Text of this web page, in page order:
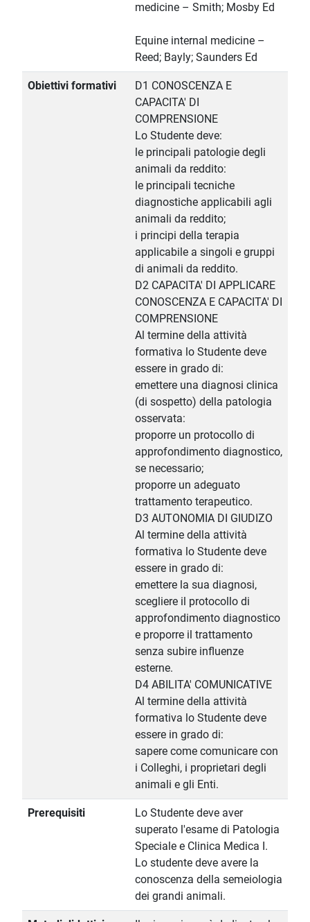
medicine – Smith; Mosby Ed
Equine internal medicine –
Reed; Bayly; Saunders Ed
Obiettivi formativi
D1 CONOSCENZA E
CAPACITA' DI
COMPRENSIONE
Lo Studente deve:
le principali patologie degli
animali da reddito:
le principali tecniche
diagnostiche applicabili agli
animali da reddito;
i principi della terapia
applicabile a singoli e gruppi
di animali da reddito.
D2 CAPACITA' DI APPLICARE
CONOSCENZA E CAPACITA' DI
COMPRENSIONE
Al termine della attività
formativa lo Studente deve
essere in grado di:
emettere una diagnosi clinica
(di sospetto) della patologia
osservata:
proporre un protocollo di
approfondimento diagnostico,
se necessario;
proporre un adeguato
trattamento terapeutico.
D3 AUTONOMIA DI GIUDIZO
Al termine della attività
formativa lo Studente deve
essere in grado di:
emettere la sua diagnosi,
scegliere il protocollo di
approfondimento diagnostico
e proporre il trattamento
senza subire influenze
esterne.
D4 ABILITA' COMUNICATIVE
Al termine della attività
formativa lo Studente deve
essere in grado di:
sapere come comunicare con
i Colleghi, i proprietari degli
animali e gli Enti.
Prerequisiti
Lo Studente deve aver
superato l'esame di Patologia
Speciale e Clinica Medica I.
Lo studente deve avere la
conoscenza della semeiologia
dei grandi animali.